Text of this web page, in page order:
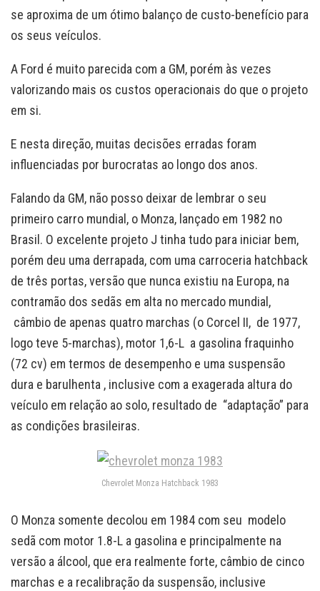
se aproxima de um ótimo balanço de custo-benefício para
os seus veículos.
A Ford é muito parecida com a GM, porém às vezes
valorizando mais os custos operacionais do que o projeto
em si.
E nesta direção, muitas decisões erradas foram
influenciadas por burocratas ao longo dos anos.
Falando da GM, não posso deixar de lembrar o seu
primeiro carro mundial, o Monza, lançado em 1982 no
Brasil. O excelente projeto J tinha tudo para iniciar bem,
porém deu uma derrapada, com uma carroceria hatchback
de três portas, versão que nunca existiu na Europa, na
contramão dos sedãs em alta no mercado mundial,
câmbio de apenas quatro marchas (o Corcel II, de 1977,
logo teve 5-marchas), motor 1,6-L a gasolina fraquinho
(72 cv) em termos de desempenho e uma suspensão
dura e barulhenta , inclusive com a exagerada altura do
veículo em relação ao solo, resultado de “adaptação” para
as condições brasileiras.
Chevrolet Monza Hatchback 1983
O Monza somente decolou em 1984 com seu modelo
sedã com motor 1.8-L a gasolina e principalmente na
versão a álcool, que era realmente forte, câmbio de cinco
marchas e a recalibração da suspensão, inclusive